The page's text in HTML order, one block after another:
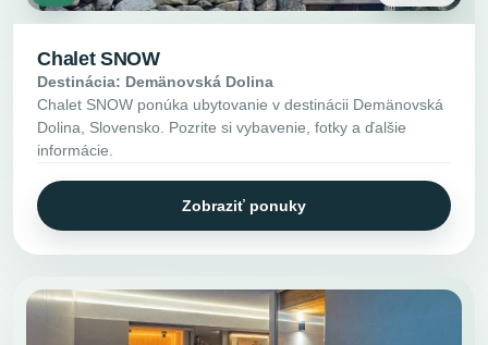
Chalet SNOW
Destinácia: Demänovská Dolina
Chalet SNOW ponúka ubytovanie v destinácii Demänovská
Dolina, Slovensko. Pozrite si vybavenie, fotky a ďalšie
informácie.
Zobraziť ponuky